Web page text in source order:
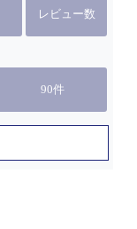
レビュー数
90件